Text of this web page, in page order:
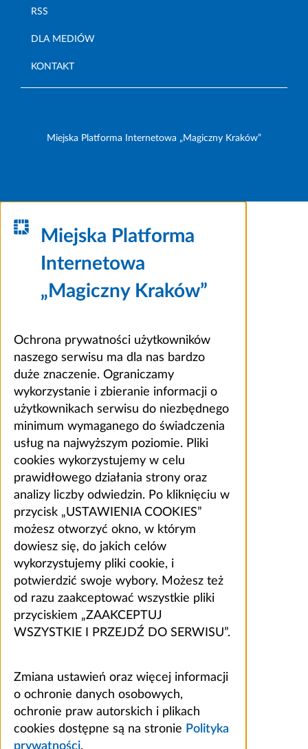
RSS
DLA MEDIÓW
KONTAKT
Miejska Platforma Internetowa „Magiczny Kraków”
Miejska Platforma
Internetowa
„Magiczny Kraków”
Ochrona prywatności użytkowników
naszego serwisu ma dla nas bardzo
duże znaczenie. Ograniczamy
wykorzystanie i zbieranie informacji o
użytkownikach serwisu do niezbędnego
minimum wymaganego do świadczenia
usług na najwyższym poziomie. Pliki
cookies wykorzystujemy w celu
prawidłowego działania strony oraz
analizy liczby odwiedzin. Po kliknięciu w
przycisk „USTAWIENIA COOKIES”
możesz otworzyć okno, w którym
dowiesz się, do jakich celów
wykorzystujemy pliki cookie, i
potwierdzić swoje wybory. Możesz też
od razu zaakceptować wszystkie pliki
przyciskiem „ZAAKCEPTUJ
WSZYSTKIE I PRZEJDŹ DO SERWISU”.
Zmiana ustawień oraz więcej informacji
o ochronie danych osobowych,
ochronie praw autorskich i plikach
cookies dostępne są na stronie Polityka
prywatności.